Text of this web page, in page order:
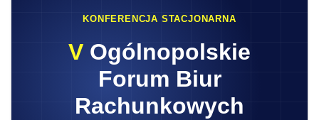
KONFERENCJA STACJONARNA
V Ogólnopolskie
Forum Biur
Rachunkowych